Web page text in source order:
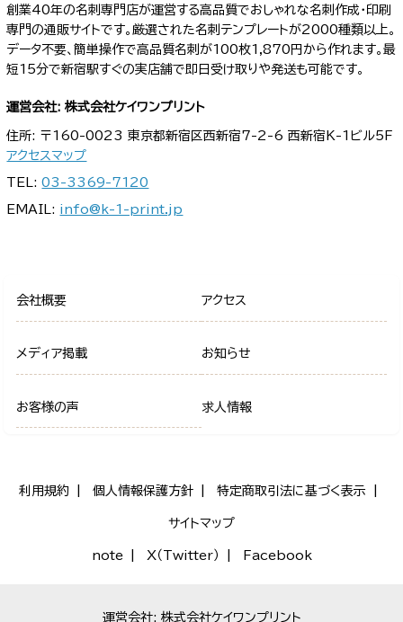
創業40年の名刺専門店が運営する高品質でおしゃれな名刺作成・印刷
専門の通販サイトです。厳選された名刺テンプレートが2000種類以上。
データ不要、簡単操作で高品質名刺が100枚1,870円から作れます。最
短15分で新宿駅すぐの実店舗で即日受け取りや発送も可能です。
運営会社: 株式会社ケイワンプリント
住所: 〒160-0023 東京都新宿区西新宿7-2-6 西新宿K-1ビル5F
アクセスマップ
TEL:03-3369-7120
EMAIL: info@k-1-print.jp
会社概要 アクセス
メディア掲載 お知らせ
お客様の声 求人情報
利用規約 個人情報保護方針 特定商取引法に基づく表示
サイトマップ
note X（Twitter） Facebook
運営会社: 株式会社ケイワンプリント